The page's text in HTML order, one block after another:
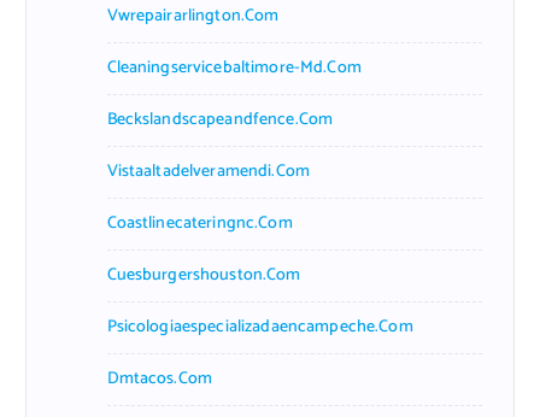
Vwrepairarlington.com
Cleaningservicebaltimore-Md.com
Beckslandscapeandfence.com
Vistaaltadelveramendi.com
Coastlinecateringnc.com
Cuesburgershouston.com
Psicologiaespecializadaencampeche.com
Dmtacos.com